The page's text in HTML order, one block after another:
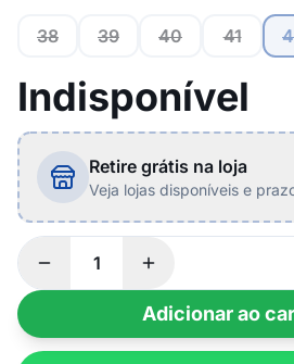
38 39 40 41
Indisponível
Retire grátis na loja
Veja lojas disponíveis e
Adicionar ao